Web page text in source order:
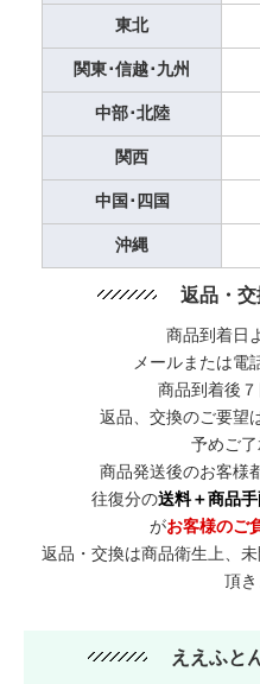
東北
関東･信越･九州
中部･北陸
関西
中国･四国
沖縄
返品・
商品到着日
メールまたは電
商品到着後
返品、交換のご要望
予めご了
商品発送後のお客様
往復分の送料＋商品
がお客様のご
返品・交換は商品衛生上、
頂き
ええふと